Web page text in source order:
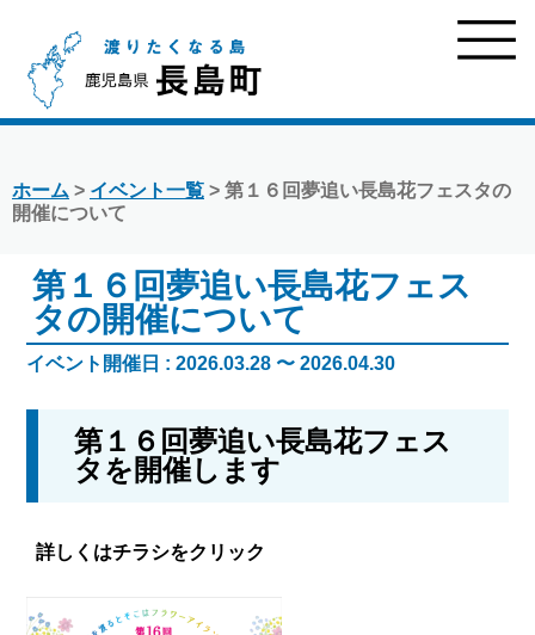
ホーム > イベント一覧 > 第１６回夢追い長島花フェスタの
開催について
第１６回夢追い長島花フェス
タの開催について
イベント開催日 : 2026.03.28 〜 2026.04.30
第１６回夢追い長島花フェス
タを開催します
詳しくはチラシをクリック